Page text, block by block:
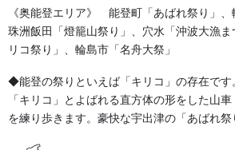
《奥能登エリア》 能登町「あばれ祭り」、
珠洲飯田「燈籠山祭り」、穴水「沖波大漁
リコ祭り」、輪島市「名舟大祭」
◆能登の祭りといえば「キリコ」の存在です
「キリコ」とよばれる直方体の形をした山
を練り歩きます。豪快な宇出津の「あばれ祭